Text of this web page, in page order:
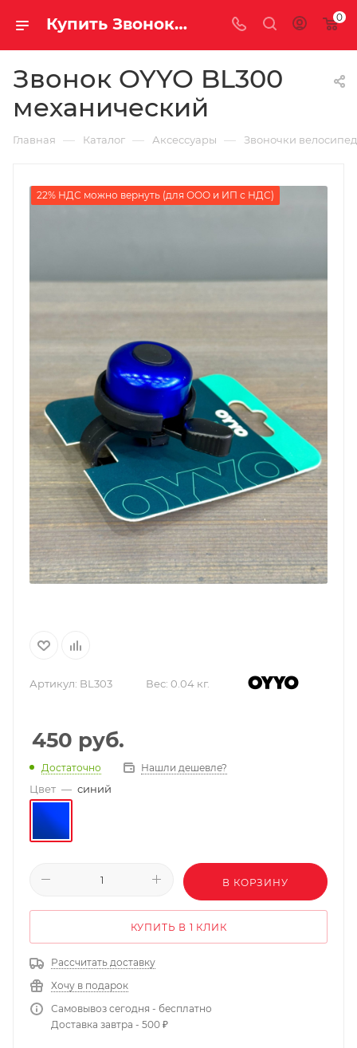
Купить Звонок OYYO BL300 механический за рублей, а со скидкой 0
Звонок OYYO BL300
механический
Главная — Каталог — Аксессуары — Звоночки
22% НДС можно вернуть (для ООО и ИП с НДС)
Артикул: BL303 Вес: 0.04 кг.
450 руб.
Достаточно Нашли дешевле?
Цвет — синий
В КОРЗИНУ
КУПИТЬ В 1 КЛИК
Рассчитать доставку
Хочу в подарок
Самовывоз сегодня - бесплатно
Доставка завтра - 500 ₽